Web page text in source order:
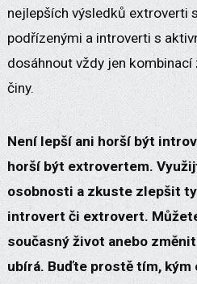
nejlepších výsledků extroverti
podřízenými a introverti s
dosáhnout vždy jen
činy.
Není lepší ani horší být
horší být extrovertem.
osobnosti a zkuste zlepšit
introvert či extrovert.
současný život anebo
ubírá. Buďte prostě tím, kým